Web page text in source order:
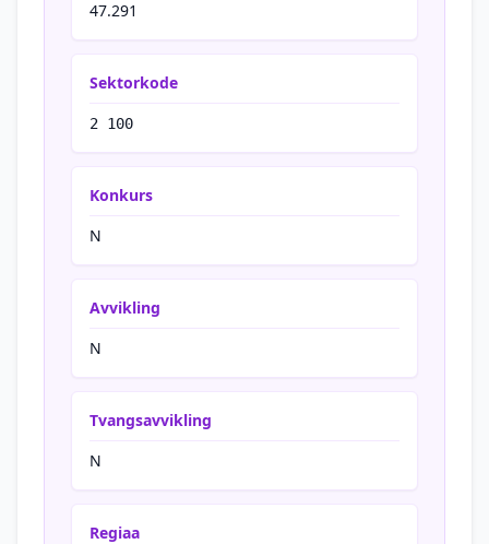
47.291
Sektorkode
2 100
Konkurs
N
Avvikling
N
Tvangsavvikling
N
Regiaa